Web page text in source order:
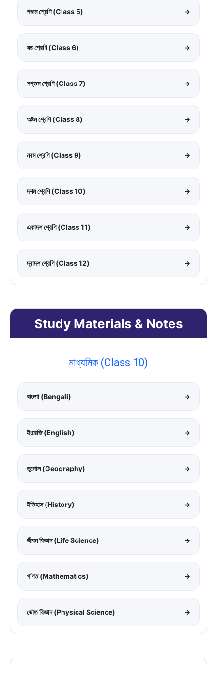
পঞ্চম শ্রেণি (Class 5) →
ষষ্ঠ শ্রেণি (Class 6) →
সপ্তম শ্রেণি (Class 7) →
অষ্টম শ্রেণি (Class 8) →
নবম শ্রেণি (Class 9) →
দশম শ্রেণি (Class 10) →
একাদশ শ্রেণি (Class 11) →
দ্বাদশ শ্রেণি (Class 12) →
Study Materials & Notes
মাধ্যমিক (Class 10)
বাংলাা (Bengali) →
ইংরেজি (English) →
ভূগোল (Geography) →
ইতিহাস (History) →
জীবন বিজ্ঞান (Life Science) →
গণিত (Mathematics) →
ভৌত বিজ্ঞান (Physical Science) →